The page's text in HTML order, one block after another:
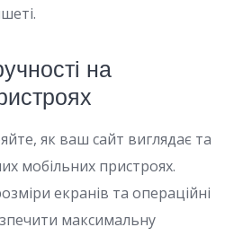
на
як ваш сайт виглядає та
мобільних пристроях.
екранів та операційні
максимальну